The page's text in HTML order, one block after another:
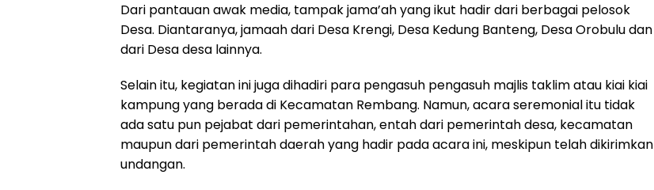
Dari pantauan awak media, tampak jama’ah yang ikut hadir dari berbagai pelosok
Desa. Diantaranya, jamaah dari Desa Krengi, Desa Kedung Banteng, Desa Orobulu dan
dari Desa desa lainnya.
Selain itu, kegiatan ini juga dihadiri para pengasuh pengasuh majlis taklim atau kiai kiai
kampung yang berada di Kecamatan Rembang. Namun, acara seremonial itu tidak
ada satu pun pejabat dari pemerintahan, entah dari pemerintah desa, kecamatan
maupun dari pemerintah daerah yang hadir pada acara ini, meskipun telah dikirimkan
undangan.